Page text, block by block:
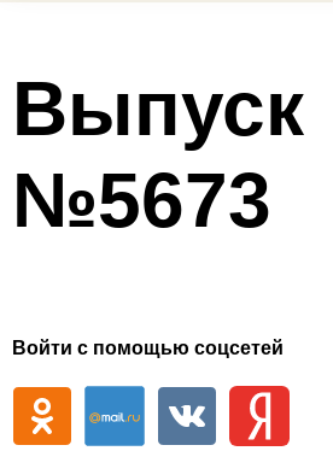
Выпуск
№5673
Войти с помощью соцсетей